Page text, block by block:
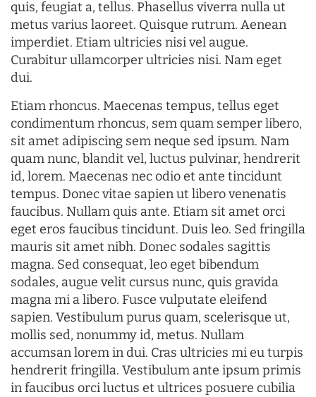
quis, feugiat a, tellus. Phasellus viverra nulla ut
metus varius laoreet. Quisque rutrum. Aenean
imperdiet. Etiam ultricies nisi vel augue.
Curabitur ullamcorper ultricies nisi. Nam eget
dui.
Etiam rhoncus. Maecenas tempus, tellus eget
condimentum rhoncus, sem quam semper libero,
sit amet adipiscing sem neque sed ipsum. Nam
quam nunc, blandit vel, luctus pulvinar, hendrerit
id, lorem. Maecenas nec odio et ante tincidunt
tempus. Donec vitae sapien ut libero venenatis
faucibus. Nullam quis ante. Etiam sit amet orci
eget eros faucibus tincidunt. Duis leo. Sed fringilla
mauris sit amet nibh. Donec sodales sagittis
magna. Sed consequat, leo eget bibendum
sodales, augue velit cursus nunc, quis gravida
magna mi a libero. Fusce vulputate eleifend
sapien. Vestibulum purus quam, scelerisque ut,
mollis sed, nonummy id, metus. Nullam
accumsan lorem in dui. Cras ultricies mi eu turpis
hendrerit fringilla. Vestibulum ante ipsum primis
in faucibus orci luctus et ultrices posuere cubilia